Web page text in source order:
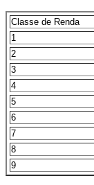
Classe de Renda
1
2
3
4
5
6
7
8
9